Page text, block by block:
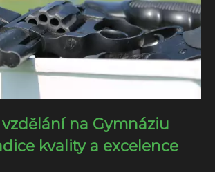
na Gymnáziu
kvality a excelence